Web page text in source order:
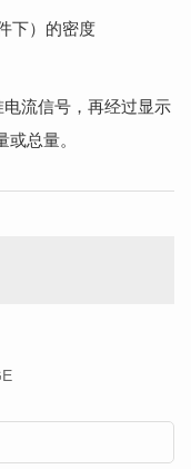
下）的密度
流信号，再经过显示
总量。